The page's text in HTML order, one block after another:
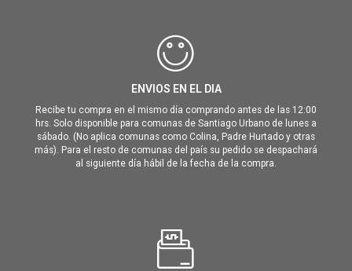
ENVIOS EN EL DIA
Recibe tu compra en el mismo día comprando antes de las 12:00
hrs. Solo disponible para comunas de Santiago Urbano de lunes a
sábado. (No aplica comunas como Colina, Padre Hurtado y otras
más). Para el resto de comunas del país su pedido se despachará
al siguiente día hábil de la fecha de la compra.